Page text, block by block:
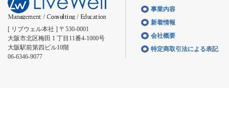
[ リブウェル本社 ] 〒530-0001
大阪市北区梅田 1 丁目11番4-1000号
大阪駅前第四ビル10階
06-6346-9077
事業内容
新着情報
会社概要
特定商取引法による表記